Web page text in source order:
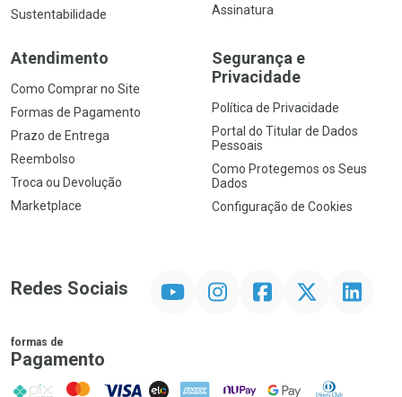
Sustentabilidade
Assinatura
Atendimento
Como Comprar no Site
Formas de Pagamento
Prazo de Entrega
Reembolso
Troca ou Devolução
Marketplace
Segurança e
Privacidade
Política de Privacidade
Portal do Titular de Dados
Pessoais
Como Protegemos os Seus
Dados
Configuração de Cookies
Redes Sociais InstagramFacebookTwitter Linkedin
formas de
Pagamento
PIX MasterCard
VISA ELO AMEX NuPay Google PayDiners Club